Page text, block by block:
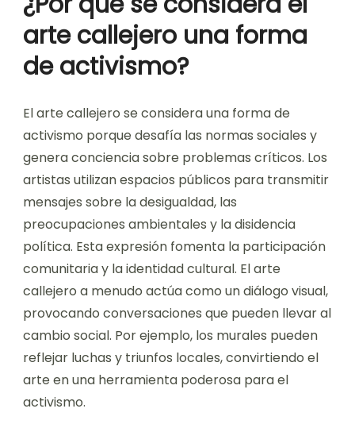
¿Por qué se considera el
arte callejero una forma
de activismo?
El arte callejero se considera una forma de
activismo porque desafía las normas sociales y
genera conciencia sobre problemas críticos. Los
artistas utilizan espacios públicos para transmitir
mensajes sobre la desigualdad, las
preocupaciones ambientales y la disidencia
política. Esta expresión fomenta la participación